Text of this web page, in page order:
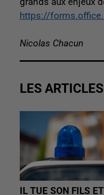
https://
Nicolas Chacun
LES
IL TUE SON FILS ET